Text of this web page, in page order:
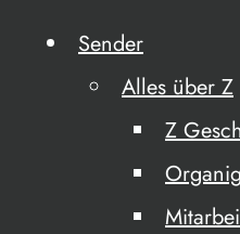
Sender
Alles über Z
Z